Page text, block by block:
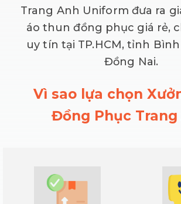
Đồng phục đầu bếp
Áo đầu bếp
Trang Anh Uniform đưa ra
áo thun đồng phục giá rẻ,
uy tín tại TP.HCM, tỉnh
Đồng Nai.
Vì sao lựa chọn
Đồng Phục Trang